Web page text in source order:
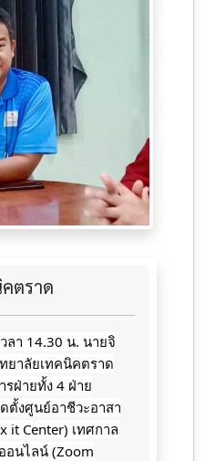
ตราด
ลา 14.30 น. นายจิ
ยาลัยเทคนิคตราด
ฝ่ายทั้ง 4 ฝ่าย
ตั้งศูนย์อาชีวะอาสา
it Center) เทศกาล
อนไลน์ (Zoom